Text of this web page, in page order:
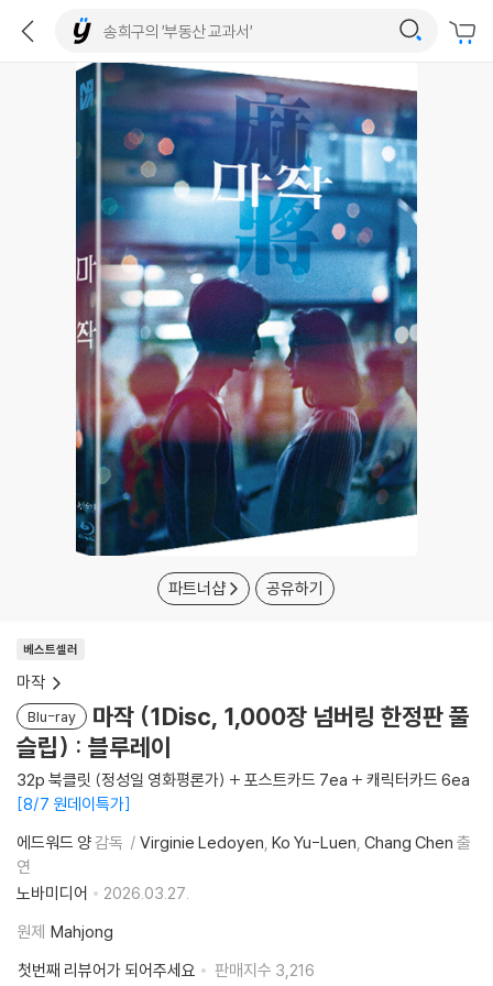
파트너샵 공유하기
베스트셀러
마작
Blu-ray
마작 (1Disc, 1,000장 넘버링 한정판 풀
슬립) : 블루레이
32p 북클릿 (정성일 영화평론가) + 포스트카드 7ea + 캐릭터카드 6ea
8/7 원데이특가
에드워드 양감독 Virginie Ledoyen Ko Yu-Luen Chang Chen 출
연
노바미디어
2026.03.27.
원제 Mahjong
첫번째 리뷰어가 되어주세요
판매지수 3,216